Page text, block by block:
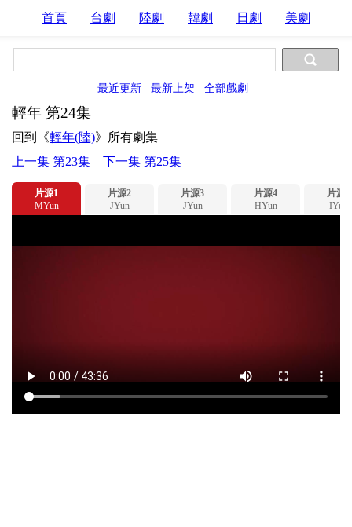
首頁 台劇 陸劇 韓劇 日劇 美劇
最近更新 最新上架 全部戲劇
輕年 第24集
回到《輕年(陸)》所有劇集
上一集 第23集
下一集 第25集
片源1
MYun
片源2
JYun
片源3
JYun
片源4
HYun
片源5
IYun